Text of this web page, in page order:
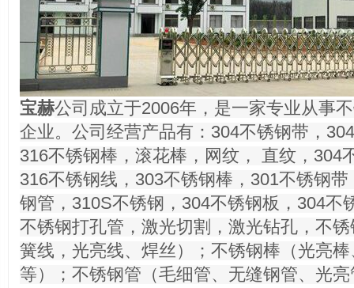
宝赫公司成立于2006年，是一家专业从事
企业。公司经营产品有：304不锈钢带，
316不锈钢棒，滚花棒，网纹， 直纹，304
316不锈钢线，303不锈钢棒，301不锈钢
钢管，310S不锈钢，304不锈钢板，304不
不锈钢打孔管，激光切割，激光钻孔，不
簧线，光亮线、焊丝）；不锈钢棒（光亮
等）；不锈钢管（毛细管、无缝钢管、光